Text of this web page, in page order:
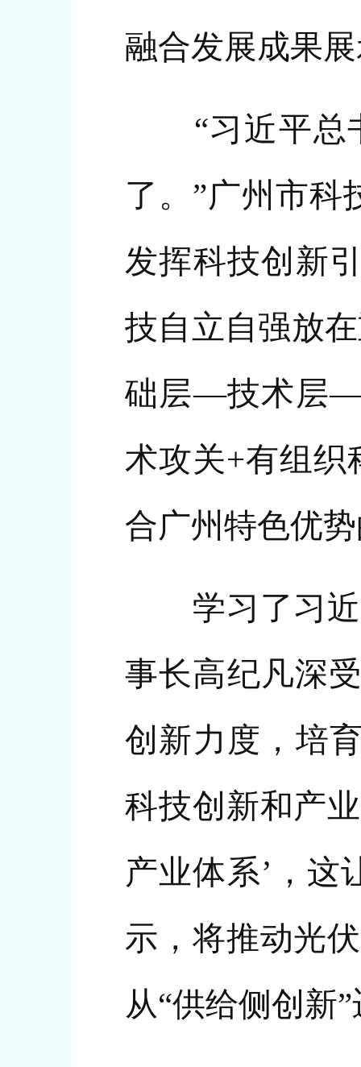
融合发展成果
“习近平总书
了。”广州市科
发挥科技创新
技自立自强放
础层—技术层—
术攻关+有组织
合广州特色优
学习了习近
事长高纪凡深
创新力度，培
科技创新和产
产业体系’，这
示，将推动光
从“供给侧创新